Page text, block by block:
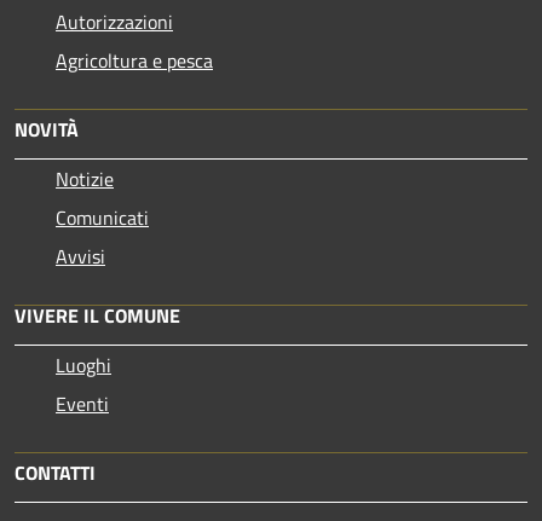
Autorizzazioni
Agricoltura e pesca
NOVITÀ
Notizie
Comunicati
Avvisi
VIVERE IL COMUNE
Luoghi
Eventi
CONTATTI